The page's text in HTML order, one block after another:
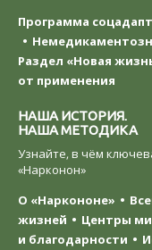
Программа
Раздел «Новая
от применения
НАША ИСТОРИЯ.
НАША МЕТОДИКА
Узнайте, в чём
«Нарконон»
О «Наркононе»
жизней
Центры
и благодарности